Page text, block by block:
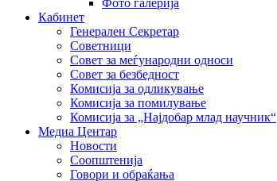
Фото галерија
Кабинет
Генерален Секретар
Советници
Совет за меѓународни односи
Совет за безбедност
Комисија за одликување
Комисија за помилување
Комисија за „Најдобар млад научник“
Медиа Центар
Новости
Соопштенија
Говори и обраќања